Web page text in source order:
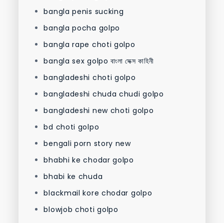
bangla penis sucking
bangla pocha golpo
bangla rape choti golpo
bangla sex golpo বাংলা সেক্স কাহিনী
bangladeshi choti golpo
bangladeshi chuda chudi golpo
bangladeshi new choti golpo
bd choti golpo
bengali porn story new
bhabhi ke chodar golpo
bhabi ke chuda
blackmail kore chodar golpo
blowjob choti golpo